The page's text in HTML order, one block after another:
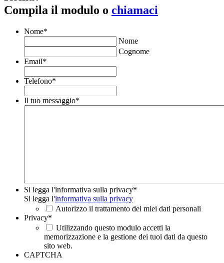
Compila il modulo o chiamaci
Nome*
Nome
Cognome
Email*
Telefono*
Il tuo messaggio*
Si legga l'informativa sulla privacy*
Si legga l'informativa sulla privacy
Autorizzo il trattamento dei miei dati personali
Privacy*
Utilizzando questo modulo accetti la
memorizzazione e la gestione dei tuoi dati da questo
sito web.
CAPTCHA